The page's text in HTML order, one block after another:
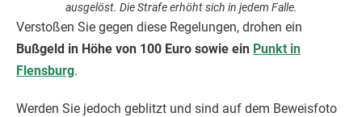
ausgelöst. Die Strafe erhöht sich in jedem Falle.
Verstoßen Sie gegen diese Regelungen, drohen ein
Bußgeld in Höhe von 100 Euro sowie ein Punkt in
Flensburg.
Werden Sie jedoch geblitzt und sind auf dem Beweisfoto